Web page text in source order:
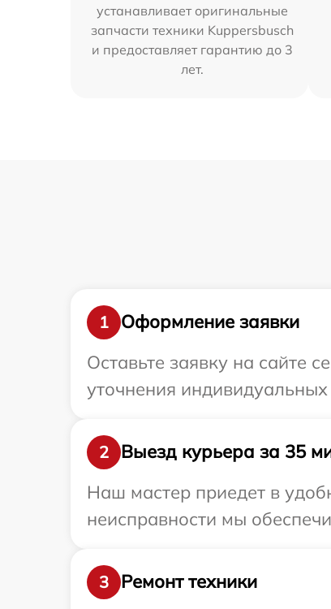
устанавливает оригинальные
запчасти техники Kuppersbusch
и предоставляет гарантию до 3
лет.
1
Оформление заявки
Оставьте заявку на сайте
уточнения
2
Выезд курьера за 35
Наш мастер приедет в
неисправности мы
3
Ремонт техники